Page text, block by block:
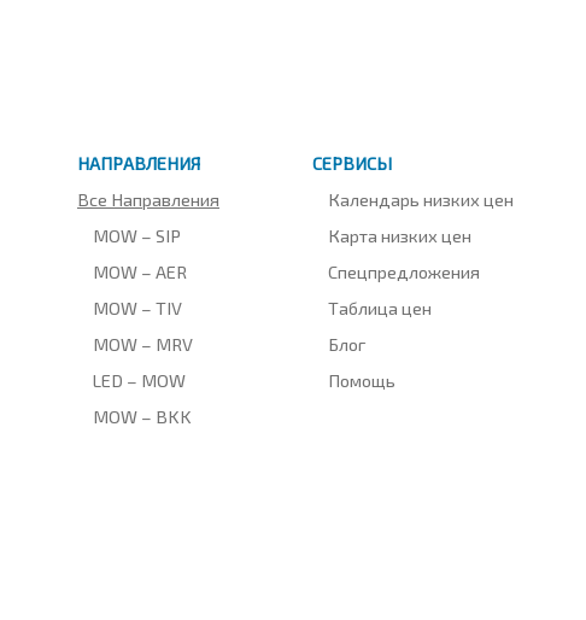
НАПРАВЛЕНИЯ
Все Направления
MOW – SIP
MOW – AER
MOW – TIV
MOW – MRV
LED – MOW
MOW – BKK
СЕРВИСЫ
Календарь низких цен
Карта низких цен
Спецпредложения
Таблица цен
Блог
Помощь